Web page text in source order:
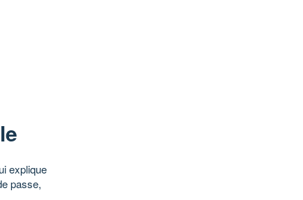
explique
passe,